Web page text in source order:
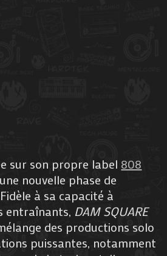
sur son propre label 808
nouvelle phase de
à sa capacité à
entraînants, DAM SQUARE
des productions solo
puissantes, notamment